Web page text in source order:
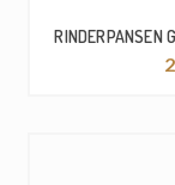
RINDERPANSEN